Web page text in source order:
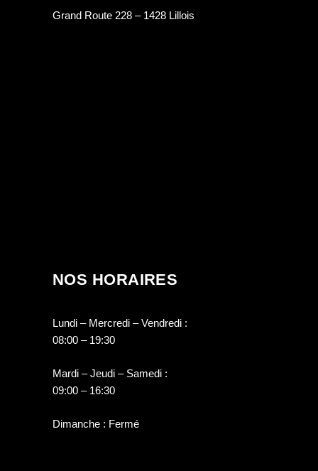
Grand Route 228 – 1428 Lillois
NOS HORAIRES
Lundi – Mercredi – Vendredi :
08:00 – 19:30
Mardi – Jeudi – Samedi :
09:00 – 16:30
Dimanche : Fermé